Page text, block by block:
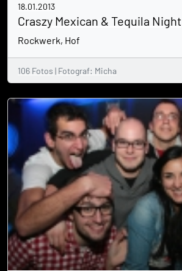
18.01.2013
Craszy Mexican & Tequila Night
Rockwerk, Hof
106 Fotos | Fotograf: Micha